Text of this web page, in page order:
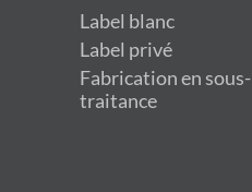
Label blanc
Label privé
Fabrication en sous-
traitance